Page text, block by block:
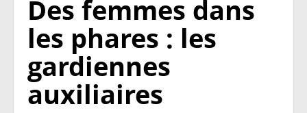
Des femmes dans
les phares : les
gardiennes
auxiliaires